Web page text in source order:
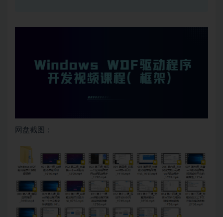
网盘截图：